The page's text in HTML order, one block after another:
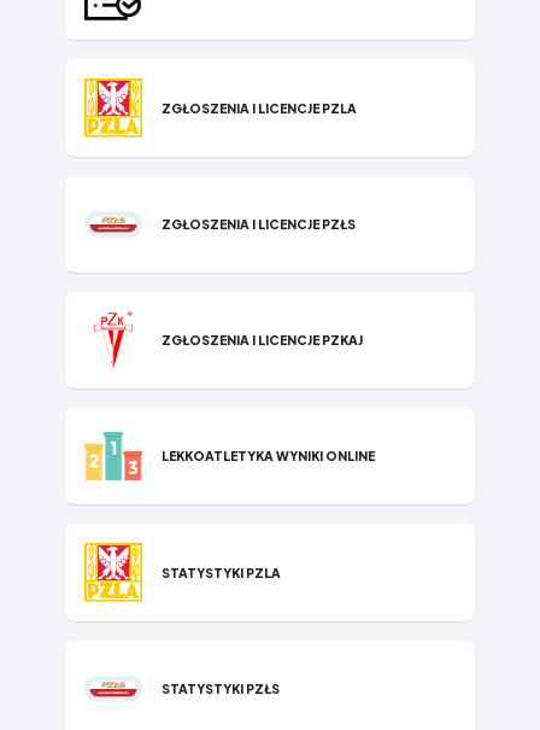
ZGŁOSZENIA I LICENCJE PZLA
ZGŁOSZENIA I LICENCJE PZŁS
ZGŁOSZENIA I LICENCJE PZKAJ
LEKKOATLETYKA WYNIKI ONLINE
STATYSTYKI P​ZLA
STATYSTYKI PZŁS